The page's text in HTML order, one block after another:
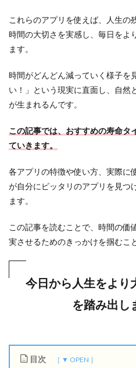
これらのアプリを使えば、人生の
時間の大切さを実感し、毎日をよ
ます。
時間がどんどん減っていく様子を
い！」という現実に直面し、自然
が生まれるんです。
この記事では、おすすめの寿命タ
ていきます。
各アプリの特徴や使い方、実際に
が自分にピッタリのアプリを見つ
ます。
この記事を読むことで、時間の価
実させるためのきっかけを掴むこ
今日から人生をより
を踏み出し
目次